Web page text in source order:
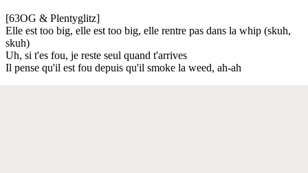
[63OG & Plentyglitz]
Elle est too big, elle est too big, elle rentre pas dans la whip (skuh,
skuh)
Uh, si t'es fou, je reste seul quand t'arrives
Il pense qu'il est fou depuis qu'il smoke la weed, ah-ah